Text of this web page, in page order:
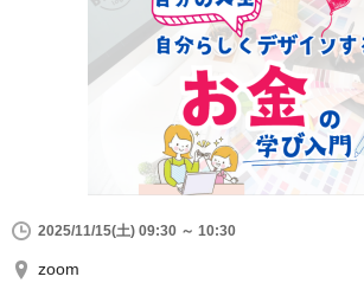
2025/11/15(土) 09:30 ～ 10:30
zoom